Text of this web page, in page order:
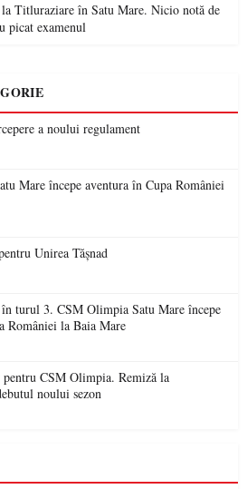
Titluraziare în Satu Mare. Nicio notă de
picat examenul
a noului regulament
începe aventura în Cupa României
Unirea Tășnad
turul 3. CSM Olimpia Satu Mare începe
României la Baia Mare
CSM Olimpia. Remiză la
noului sezon